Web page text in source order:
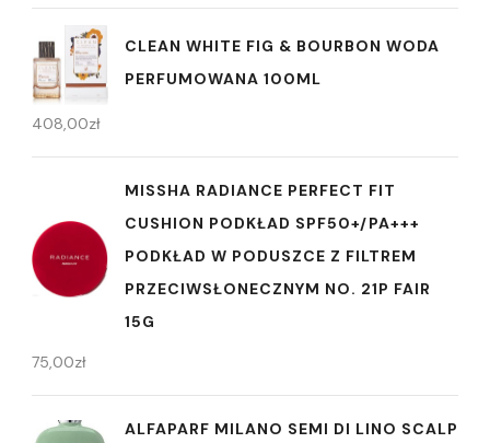
CLEAN WHITE FIG & BOURBON WODA
PERFUMOWANA 100ML
408,00zł
MISSHA RADIANCE PERFECT FIT
CUSHION PODKŁAD SPF50+/PA+++
PODKŁAD W PODUSZCE Z FILTREM
PRZECIWSŁONECZNYM NO. 21P FAIR
15G
75,00zł
ALFAPARF MILANO SEMI DI LINO SCALP